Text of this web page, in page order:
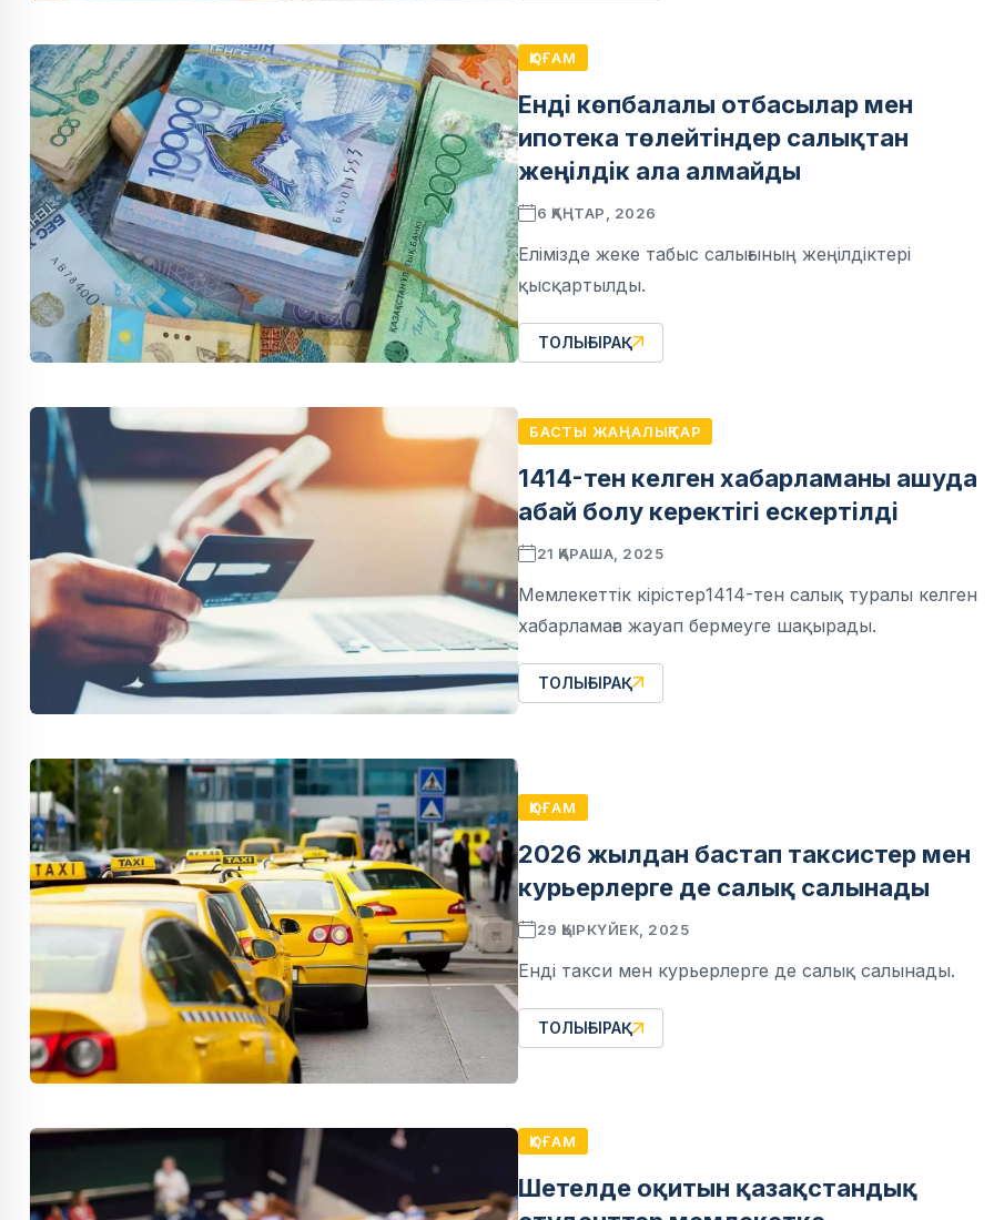
ҚОҒАМ
Енді көпбалалы отбасылар мен
ипотека төлейтіндер салықтан
жеңілдік ала алмайды
6 ҚАҢТАР, 2026
Елімізде жеке табыс салығының жеңілдіктері
қысқартылды.
ТОЛЫҒЫРАҚ
БАСТЫ ЖАҢАЛЫҚТАР
1414-тен келген хабарламаны ашуда
абай болу керектігі ескертілді
21 ҚАРАША, 2025
Мемлекеттік кірістер1414-тен салық туралы келген
хабарламаға жауап бермеуге шақырады.
ТОЛЫҒЫРАҚ
ҚОҒАМ
2026 жылдан бастап таксистер мен
курьерлерге де салық салынады
29 ҚЫРКҮЙЕК, 2025
Енді такси мен курьерлерге де салық салынады.
ТОЛЫҒЫРАҚ
ҚОҒАМ
Шетелде оқитын қазақстандық